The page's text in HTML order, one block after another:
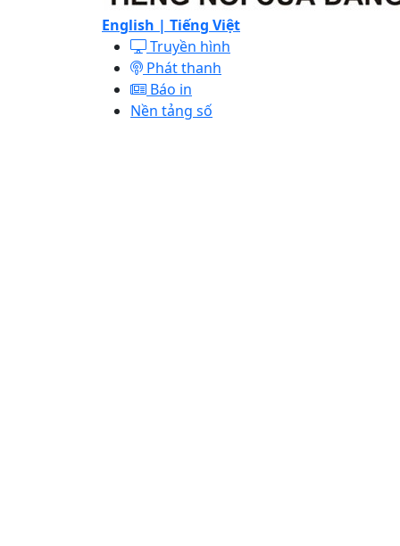
English | Tiếng Việt
Truyền hình
Phát thanh
Báo in
Nền tảng số